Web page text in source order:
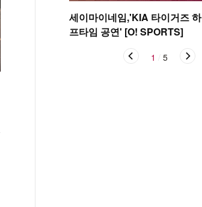
세이마이네임,'KIA 타이거즈 하
프타임 공연' [O! SPORTS]
1 5